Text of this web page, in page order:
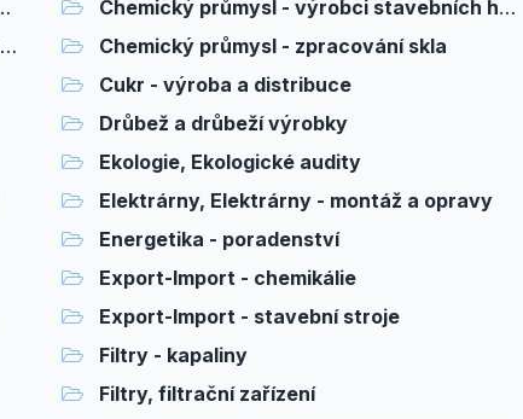
Chemický průmysl - výrobci stavebních hmot
Chemický průmysl - zpracování skla
Cukr - výroba a distribuce
Drůbež a drůbeží výrobky
Ekologie, Ekologické audity
Elektrárny, Elektrárny - montáž a opravy
Energetika - poradenství
Export-Import - chemikálie
Export-Import - stavební stroje
Filtry - kapaliny
Filtry, filtrační zařízení